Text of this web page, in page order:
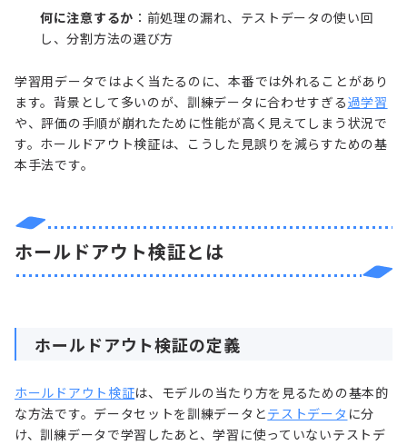
何に注意するか ：前処理の漏れ、テストデータの使い回
し、分割方法の選び方
学習用データではよく当たるのに、本番では外れることがあり
ます。背景として多いのが、訓練データに合わせすぎる過学習
や、評価の手順が崩れたために性能が高く見えてしまう状況で
す。ホールドアウト検証は、こうした見誤りを減らすための基
本手法です。
ホールドアウト検証とは
ホールドアウト検証の定義
ホールドアウト検証は、モデルの当たり方を見るための基本的
な方法です。データセットを訓練データとテストデータ に分
け、訓練データで学習したあと、学習に使っていないテストデ